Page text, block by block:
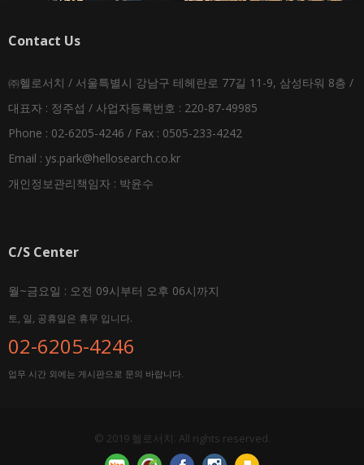
Contact Us
㈜헬로서치 / 서울특별시 강남구 테헤란로 77길 11-9, 삼성타워 8층 /
대표자 : 정주섭 / 사업자등록번호 : 220-87-49985
Phone : 02-6205-4246 / Fax : 0505-233-4242
Email : ys.park@hellosearch.co.kr
개인정보관리책임자 : 박윤수
C/S Center
월~금요일 : 오전 09시부터 오후 06시까지
토, 일, 공휴일은 휴무 입니다.
02-6205-4246
업무 시간 외에는 게시판으로 문의 바랍니다.
© 2019 헬로서치. All rights reserved.